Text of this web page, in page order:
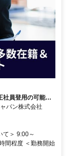
社員登用の可能性
パン株式会社
て＞ 9:00～
間程度 ＜勤務開始